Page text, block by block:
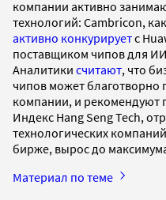
компании активно
технологий: Cambricon,
активно конкурируетс
поставщиком чипов для
Аналитики считают, что
чипов может
компании, и рекомендуют
Индекс Hang Seng Tech,
технологических
бирже, вырос до
Материал по теме